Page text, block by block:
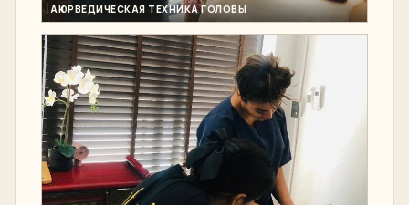
АЮРВЕДИЧЕСКАЯ ТЕХНИКА ГОЛОВЫ